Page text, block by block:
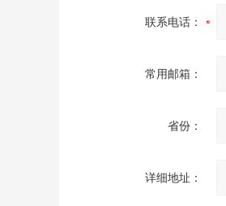
联系电话：
常用邮箱：
省份：
详细地址：